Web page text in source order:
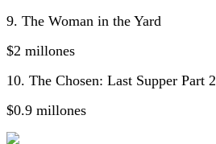
9. The Woman in the Yard
$2 millones
10. The Chosen: Last Supper Part 2
$0.9 millones